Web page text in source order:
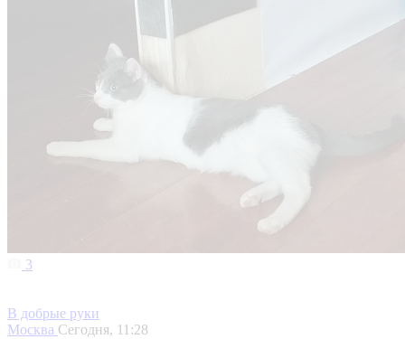
3
В добрые руки
Москва Сегодня, 11:28